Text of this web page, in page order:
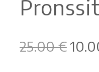
25.00€